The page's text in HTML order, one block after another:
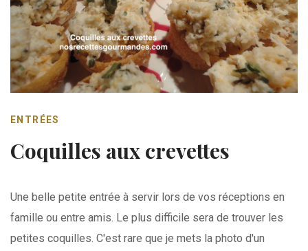
ENTRÉES
Coquilles aux crevettes
Une belle petite entrée à servir lors de vos réceptions en
famille ou entre amis. Le plus difficile sera de trouver les
petites coquilles. C'est rare que je mets la photo d'un